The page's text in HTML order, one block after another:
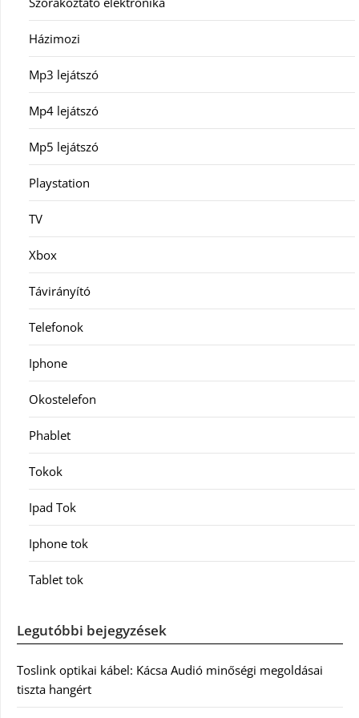
Házimozi
Mp3 lejátszó
Mp4 lejátszó
Mp5 lejátszó
Playstation
TV
Xbox
Távirányító
Telefonok
Iphone
Okostelefon
Phablet
Tokok
Ipad Tok
Iphone tok
Tablet tok
Legutóbbi bejegyzések
Toslink optikai kábel: Kácsa Audió minőségi megoldásai
tiszta hangért